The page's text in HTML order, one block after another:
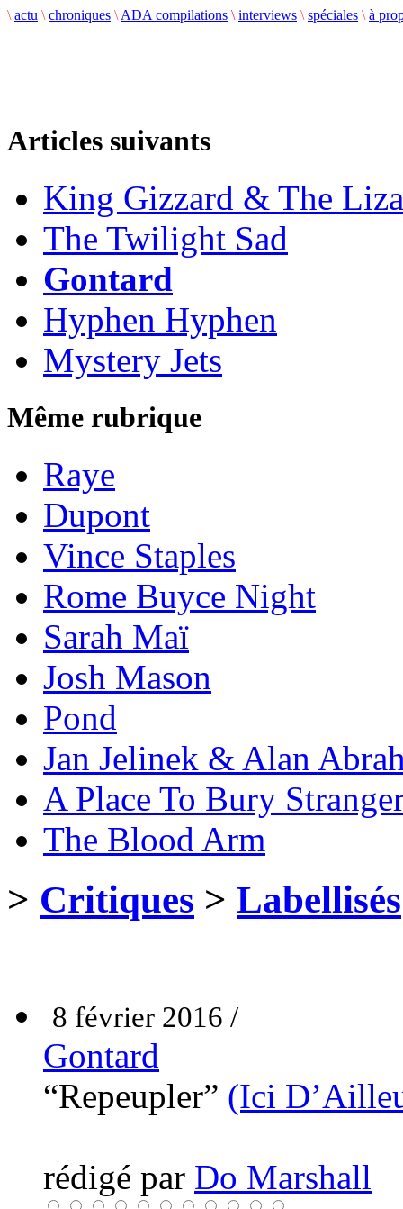
\ actu \ chroniques \ ADA compilations \ interviews \ spéciales \ à
Articles suivants
King Gizzard & The
The Twilight Sad
Gontard
Hyphen Hyphen
Mystery Jets
Même rubrique
Raye
Dupont
Vince Staples
Rome Buyce Night
Sarah Maï
Josh Mason
Pond
Jan Jelinek & Alan
A Place To Bury
The Blood Arm
> Critiques > Labellisés
8 février 2016 /
Gontard
“Repeupler” (Ici
rédigé par Do Marshall